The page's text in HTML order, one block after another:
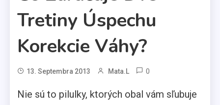
Tretiny Úspechu
Korekcie Váhy?
13. Septembra 2013 Mata.l 0
Nie sú to pilulky, ktorých obal vám sľubuje